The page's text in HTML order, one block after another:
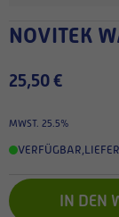
NOVITEK
25,50 €
MWST. 25.5%
VERFÜGBAR,
IN DEN